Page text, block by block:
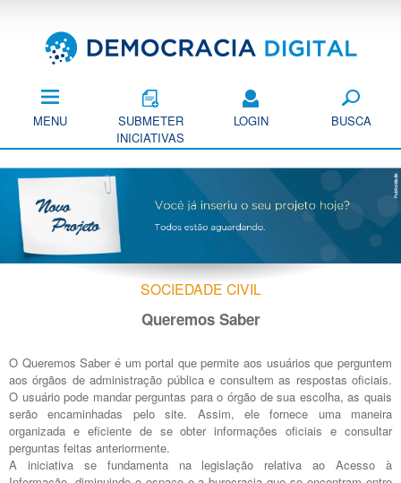
principal
MENU
SUBMETER
INICIATIVAS
LOGIN BUSCA
SOCIEDADE CIVIL
Queremos Saber
O Queremos Saber é um portal que permite aos usuários que perguntem
aos órgãos de administração pública e consultem as respostas oficiais.
O usuário pode mandar perguntas para o órgão de sua escolha, as quais
serão encaminhadas pelo site. Assim, ele fornece uma maneira
organizada e eficiente de se obter informações oficiais e consultar
perguntas feitas anteriormente.
A iniciativa se fundamenta na legislação relativa ao Acesso à